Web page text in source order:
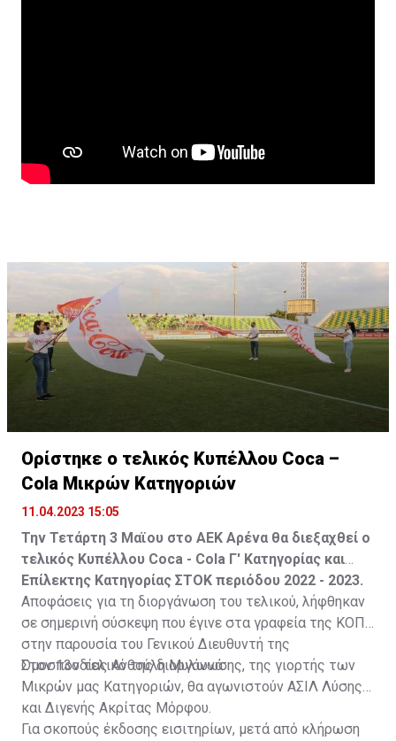
Ορίστηκε ο τελικός Κυπέλλου Coca –
Cola Μικρών Κατηγοριών
11.04.2023 15:05
Την Τετάρτη 3 Μαϊου στο ΑΕΚ Αρένα θα διεξαχθεί ο
τελικός Κυπέλλου Coca - Cola Γ' Κατηγορίας και
Επίλεκτης Κατηγορίας ΣΤΟΚ περιόδου 2022 - 2023.
Αποφάσεις για τη διοργάνωση του τελικού, λήφθηκαν
σε σημερινή σύσκεψη που έγινε στα γραφεία της ΚΟΠ
στην παρουσία του Γενικού Διευθυντή της
Ομοσπονδίας Ανθούλη Μυλωνά.
Στον 13ο τελικό της διοργάνωσης, της γιορτής των
Μικρών μας Κατηγοριών, θα αγωνιστούν ΑΣΙΛ Λύσης
και Διγενής Ακρίτας Μόρφου.
Για σκοπούς έκδοσης εισιτηρίων, μετά από κλήρωση